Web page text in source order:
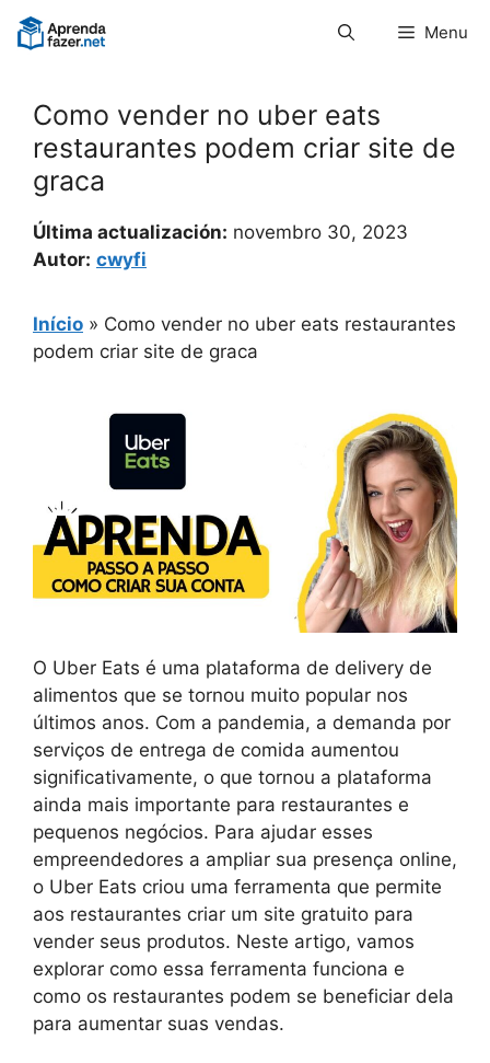
Pular
para
Menu
Como vender no uber eats
restaurantes podem criar site de
graca
Última actualización: novembro 30, 2023
Autor: cwyfi
Início » Como vender no uber eats restaurantes
podem criar site de graca
O Uber Eats é uma plataforma de delivery de
alimentos que se tornou muito popular nos
últimos anos. Com a pandemia, a demanda por
serviços de entrega de comida aumentou
significativamente, o que tornou a plataforma
ainda mais importante para restaurantes e
pequenos negócios. Para ajudar esses
empreendedores a ampliar sua presença online,
o Uber Eats criou uma ferramenta que permite
aos restaurantes criar um site gratuito para
vender seus produtos. Neste artigo, vamos
explorar como essa ferramenta funciona e
como os restaurantes podem se beneficiar dela
para aumentar suas vendas.